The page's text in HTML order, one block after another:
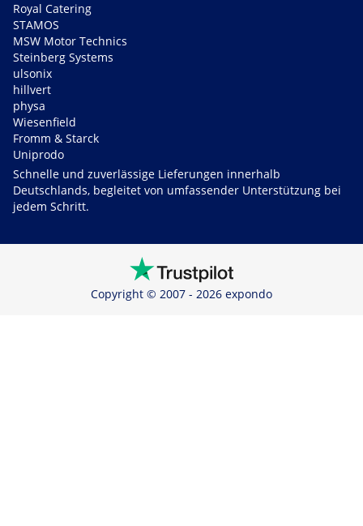
Royal Catering
STAMOS
MSW Motor Technics
Steinberg Systems
ulsonix
hillvert
physa
Wiesenfield
Fromm & Starck
Uniprodo
Schnelle und zuverlässige Lieferungen innerhalb
Deutschlands, begleitet von umfassender Unterstützung bei
jedem Schritt.
Copyright © 2007 - 2026 expondo